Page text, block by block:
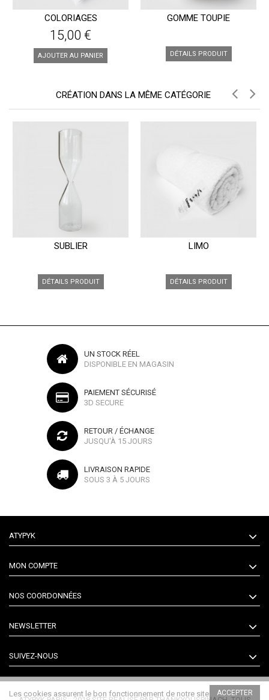
COLORIAGES
15,00 €
AJOUTER AU PANIER
GOMME TOUPIE
DÉTAILS PRODUIT
CRÉATION DANS LA MÊME CATÉGORIE
SUBLIER
DÉTAILS PRODUIT
LIMO
DÉTAILS PRODUIT
UN STOCK RÉEL
DISPONIBLE EN MAGASIN
PAIEMENT SÉCURISÉ
3D SECURE
RETOUR / ÉCHANGE
JUSQU'À 15 JOURS
LIVRAISON RAPIDE
SOUS 3 À 5 JOURS
ATYPYK
MON COMPTE
NOS COORDONNÉES
NEWSLETTER
SUIVEZ-NOUS
ACCEPTER
Les cookies assurent le bon fonctionnement de notre site